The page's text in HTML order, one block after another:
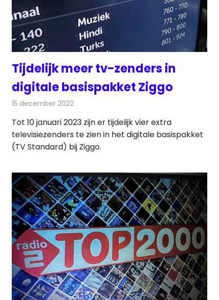
Tijdelijk meer tv-zenders in
digitale basispakket Ziggo
15 december 2022
Tot 10 januari 2023 zijn er tijdelijk vier extra
televisiezenders te zien in het digitale basispakket
(TV Standard) bij Ziggo.